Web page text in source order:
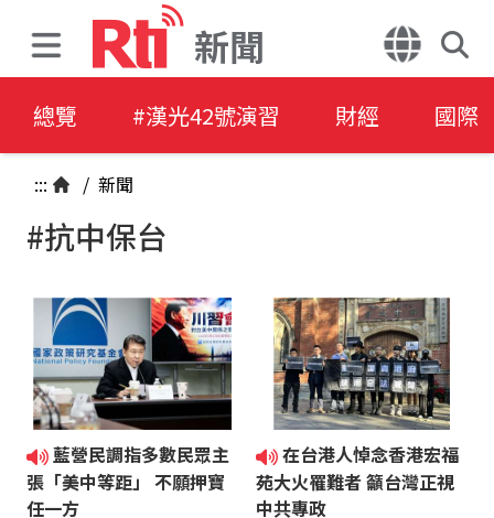
新聞
總覽 #漢光42號演習 財經 國際
::: / 新聞
#抗中保台
藍營民調指多數民眾主
張「美中等距」 不願押寶
任一方
在台港人悼念香港宏福
苑大火罹難者 籲台灣正視
中共專政